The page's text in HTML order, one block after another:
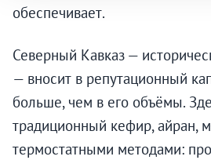
обеспечивает.
Северный Кавказ —
— вносит в репутационный
больше, чем в его объёмы.
традиционный кефир, айран,
термостатными методами: